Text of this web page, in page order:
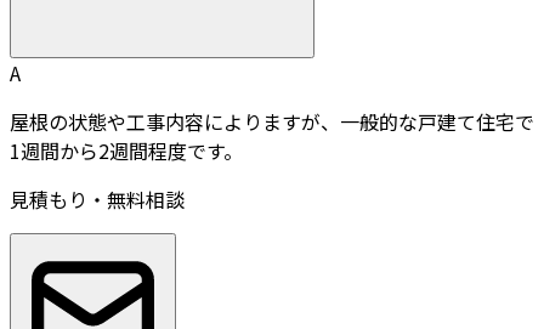
A
屋根の状態や工事内容によりますが、一般的な戸建て住宅で
1週間から2週間程度です。
見積もり・無料相談